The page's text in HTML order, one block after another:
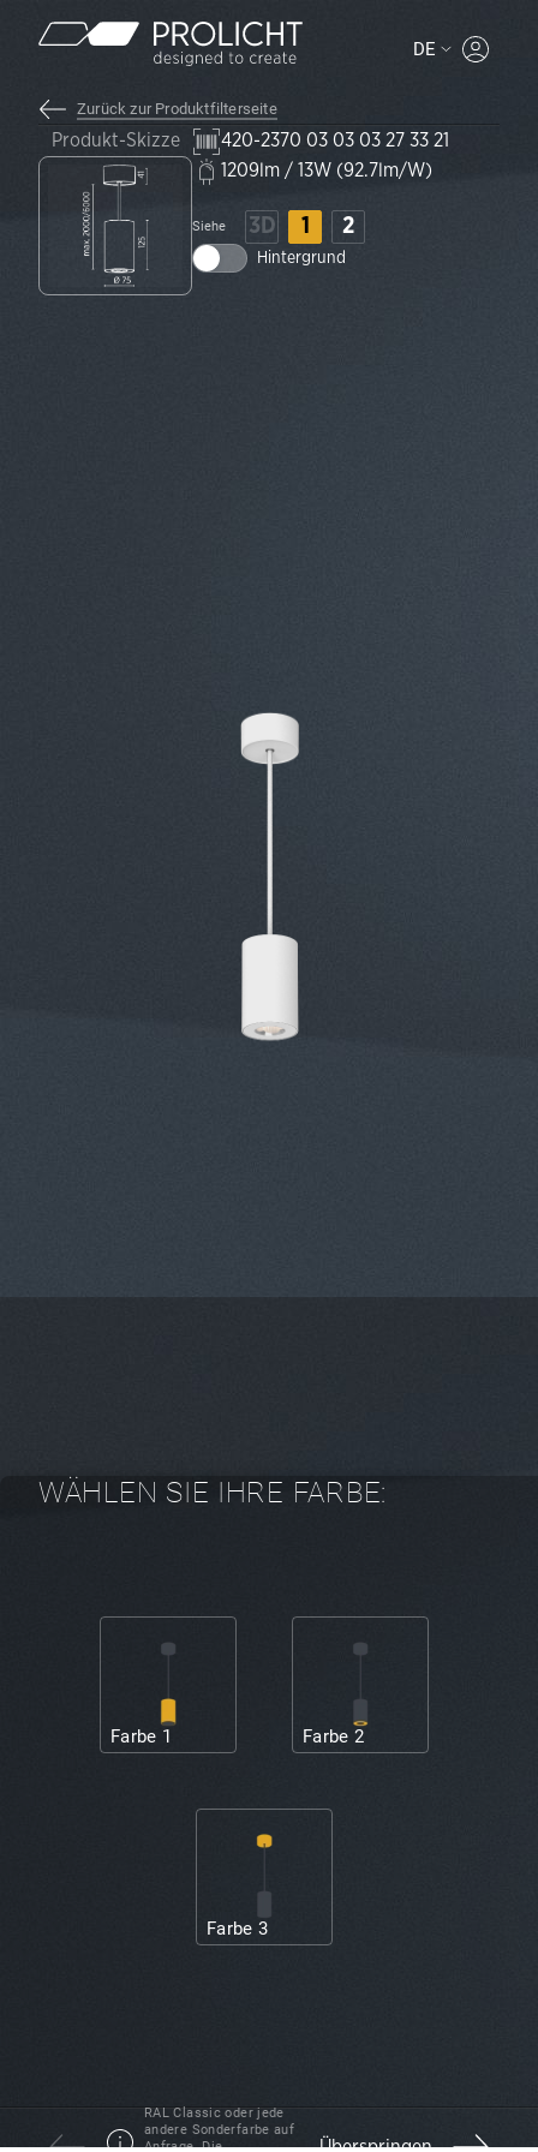
Inhalt
DE
Zurück zur Produktfilterseite
Produkt-Skizze
420-2370 03 03 03 27 33 21
1209lm / 13W (92.7lm/W)
Siehe 3D 1 2
Hintergrund
WÄHLEN SIE IHRE FARBE:
Farbe 1 Farbe 2
Farbe 3
RAL Classic oder jede
andere Sonderfarbe auf
Anfrage. Die
Überspringen